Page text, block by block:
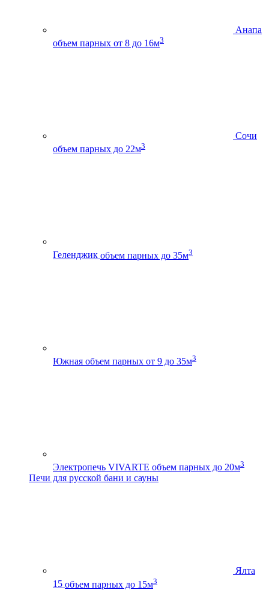
Анапа
объем парных от 8 до 16м3
Сочи
объем парных до 22м3
Геленджик объем парных до 35м3
Южная объем парных от 9 до 35м3
Электропечь VIVARTE объем парных до 20м3
Печи для русской бани и сауны
Ялта
15 объем парных до 15м3